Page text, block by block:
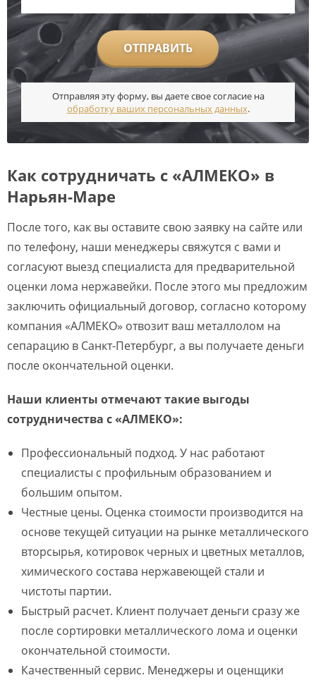
ОТПРАВИТЬ
Отправляя эту форму, вы даете свое согласие на
обработку ваших персональных данных.
Как сотрудничать с «АЛМЕКО» в
Нарьян-Маре
После того, как вы оставите свою заявку на сайте или
по телефону, наши менеджеры свяжутся с вами и
согласуют выезд специалиста для предварительной
оценки лома нержавейки. После этого мы предложим
заключить официальный договор, согласно которому
компания «АЛМЕКО» отвозит ваш металлолом на
сепарацию в Санкт-Петербург, а вы получаете деньги
после окончательной оценки.
Наши клиенты отмечают такие выгоды
сотрудничества с «АЛМЕКО»:
Профессиональный подход. У нас работают
специалисты с профильным образованием и
большим опытом.
Честные цены. Оценка стоимости производится на
основе текущей ситуации на рынке металлического
вторсырья, котировок черных и цветных металлов,
химического состава нержавеющей стали и
чистоты партии.
Быстрый расчет. Клиент получает деньги сразу же
после сортировки металлического лома и оценки
окончательной стоимости.
Качественный сервис. Менеджеры и оценщики